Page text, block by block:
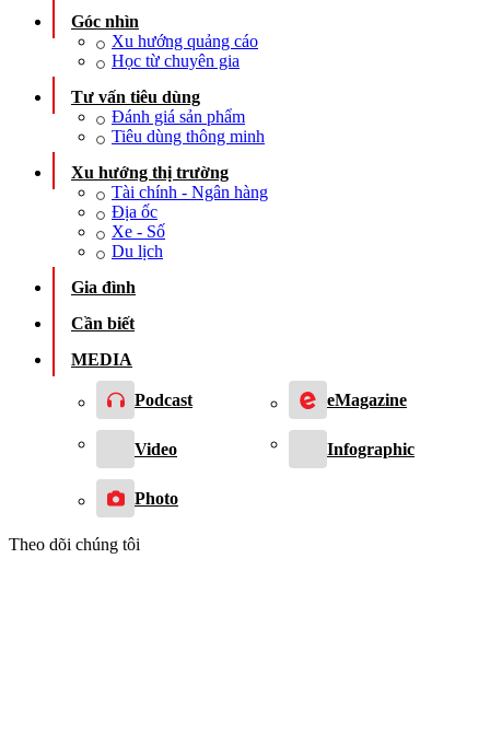
Góc nhìn
Xu hướng quảng cáo
Học từ chuyên gia
Tư vấn tiêu dùng
Đánh giá sản phẩm
Tiêu dùng thông minh
Xu hướng thị trường
Tài chính - Ngân hàng
Địa ốc
Xe - Số
Du lịch
Gia đình
Cần biết
MEDIA
Podcast eMagazine
Video Infographic
Photo
Theo dõi chúng tôi